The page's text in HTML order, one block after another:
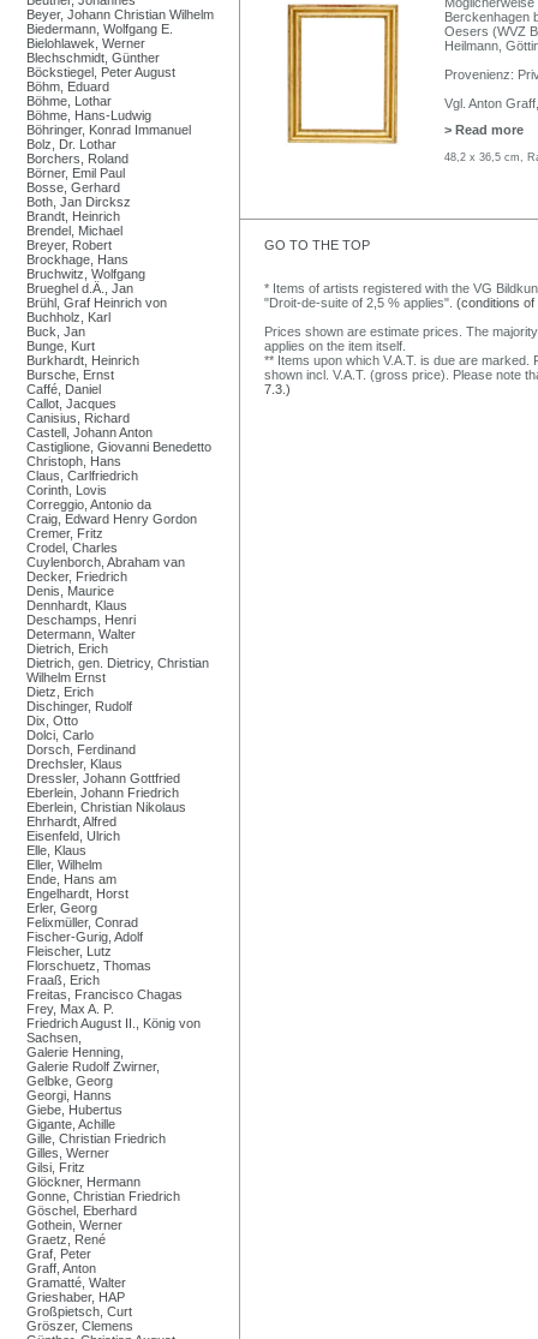
Beyer, Johann Christian Wilhelm
Biedermann, Wolfgang E.
Bielohlawek, Werner
Blechschmidt, Günther
Böckstiegel, Peter August
Böhm, Eduard
Böhme, Lothar
Böhme, Hans-Ludwig
Böhringer, Konrad Immanuel
Bolz, Dr. Lothar
Borchers, Roland
Börner, Emil Paul
Bosse, Gerhard
Both, Jan Dircksz
Brandt, Heinrich
Brendel, Michael
Breyer, Robert
Brockhage, Hans
Bruchwitz, Wolfgang
Brueghel d.Ä., Jan
Brühl, Graf Heinrich von
Buchholz, Karl
Buck, Jan
Bunge, Kurt
Burkhardt, Heinrich
Bursche, Ernst
Caffé, Daniel
Callot, Jacques
Canisius, Richard
Castell, Johann Anton
Castiglione, Giovanni Benedetto
Christoph, Hans
Claus, Carlfriedrich
Corinth, Lovis
Correggio, Antonio da
Craig, Edward Henry Gordon
Cremer, Fritz
Crodel, Charles
Cuylenborch, Abraham van
Decker, Friedrich
Denis, Maurice
Dennhardt, Klaus
Deschamps, Henri
Determann, Walter
Dietrich, Erich
Dietrich, gen. Dietricy, Christian
Wilhelm Ernst
Dietz, Erich
Dischinger, Rudolf
Dix, Otto
Dolci, Carlo
Dorsch, Ferdinand
Drechsler, Klaus
Dressler, Johann Gottfried
Eberlein, Johann Friedrich
Eberlein, Christian Nikolaus
Ehrhardt, Alfred
Eisenfeld, Ulrich
Elle, Klaus
Eller, Wilhelm
Ende, Hans am
Engelhardt, Horst
Erler, Georg
Felixmüller, Conrad
Fischer-Gurig, Adolf
Fleischer, Lutz
Florschuetz, Thomas
Fraaß, Erich
Freitas, Francisco Chagas
Frey, Max A. P.
Friedrich August II., König von
Sachsen,
Galerie Henning,
Galerie Rudolf Zwirner,
Gelbke, Georg
Georgi, Hanns
Giebe, Hubertus
Gigante, Achille
Gille, Christian Friedrich
Gilles, Werner
Gilsi, Fritz
Glöckner, Hermann
Gonne, Christian Friedrich
Göschel, Eberhard
Gothein, Werner
Graetz, René
Graf, Peter
Graff, Anton
Gramatté, Walter
Grieshaber, HAP
Großpietsch, Curt
Gröszer, Clemens
Berckenhagen
Oesers (WVZ
Heilmann,
Provenienz:
Vgl. Anton
> Read more
48,2 x 36,5 cm,
GO TO THE TOP
* Items of artists registered with the VG
"Droit-de-suite of 2,5 % applies". (conditions of
Prices shown are estimate prices. The
applies on the item itself.
** Items upon which V.A.T. is due are
shown incl. V.A.T. (gross price). Please note
7.3.)